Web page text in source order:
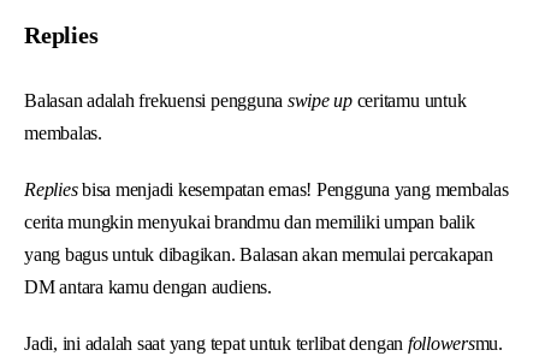
Replies
Balasan adalah frekuensi pengguna swipe upceritamu untuk
membalas.
Repliesbisa menjadi kesempatan emas! Pengguna yang membalas
cerita mungkin menyukai brandmu dan memiliki umpan balik
yang bagus untuk dibagikan. Balasan akan memulai percakapan
DM antara kamu dengan audiens.
Jadi, ini adalah saat yang tepat untuk terlibat dengan followersmu.